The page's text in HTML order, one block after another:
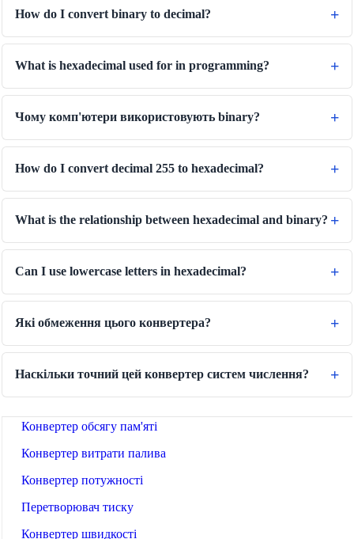
Конвертер ваги
Конвертер температур
Конвертер об'єму
Конвертер сухого об'ємів
Конвертер площі
Конвертер енергії
Конвертер обсягу пам'яті
Конвертер витрати палива
Конвертер потужності
Перетворювач тиску
Конвертер швидкості
How do I convert binary to decimal?
What is hexadecimal used for in programming?
Чому комп'ютери використовують binary?
How do I convert decimal 255 to hexadecimal?
What is the relationship between hexadecimal and binary?
Can I use lowercase letters in hexadecimal?
Які обмеження цього конвертера?
Наскільки точний цей конвертер систем числення?